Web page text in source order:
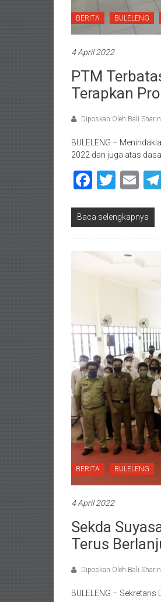
BERITA BULELENG
4 April 2022
PTM
Terapkan
Diposkan Oleh:Bali
BULELENG –
2022 dan juga atas
Baca selengkapnya
BERITA BULELENG
4 April 2022
Sekda
Terus
Diposkan Oleh:Bali
BULELENG –